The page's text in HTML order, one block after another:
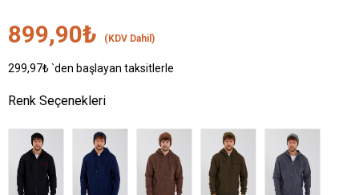
899,90₺ (KDV Dahil)
299,97₺`den başlayan taksitlerle
Renk Seçenekleri